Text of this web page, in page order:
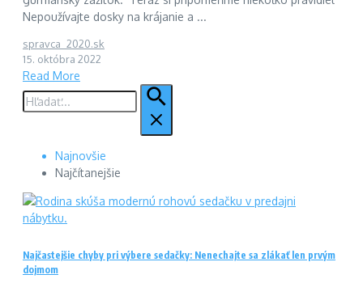
Nepoužívajte dosky na krájanie a ...
spravca_2020.sk
15. októbra 2022
Read More
Hľadať:
Najnovšie
Najčítanejšie
Najčastejšie chyby pri výbere sedačky: Nenechajte sa zlákať len prvým
dojmom